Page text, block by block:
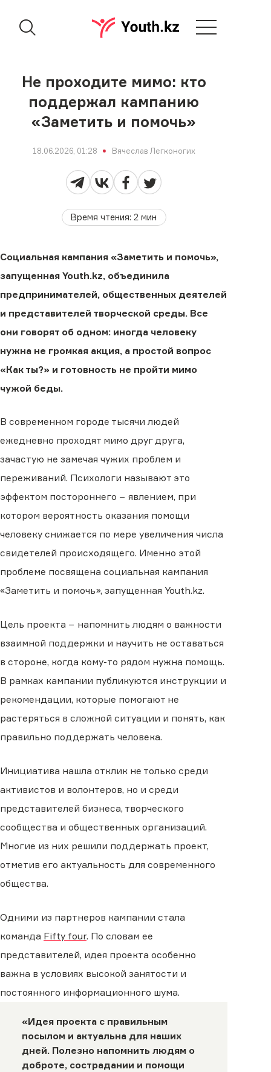
Не проходите мимо: кто
поддержал кампанию
«Заметить и помочь»
18.06.2026, 01:28 Вячеслав Легконогих
Время чтения:2 мин
Социальная кампания «Заметить и помочь»,
запущенная Youth.kz, объединила
предпринимателей, общественных деятелей
и представителей творческой среды. Все
они говорят об одном: иногда человеку
нужна не громкая акция, а простой вопрос
«Как ты?» и готовность не пройти мимо
чужой беды.
В современном городе тысячи людей
ежедневно проходят мимо друг друга,
зачастую не замечая чужих проблем и
переживаний. Психологи называют это
эффектом постороннего − явлением, при
котором вероятность оказания помощи
человеку снижается по мере увеличения числа
свидетелей происходящего. Именно этой
проблеме посвящена социальная кампания
«Заметить и помочь», запущенная Youth.kz.
Цель проекта − напомнить людям о важности
взаимной поддержки и научить не оставаться
в стороне, когда кому-то рядом нужна помощь.
В рамках кампании публикуются инструкции и
рекомендации, которые помогают не
растеряться в сложной ситуации и понять, как
правильно поддержать человека.
Инициатива нашла отклик не только среди
активистов и волонтеров, но и среди
представителей бизнеса, творческого
сообщества и общественных организаций.
Многие из них решили поддержать проект,
отметив его актуальность для современного
общества.
Одними из партнеров кампании стала
команда Fifty four. По словам ее
представителей, идея проекта особенно
важна в условиях высокой занятости и
постоянного информационного шума.
«Идея проекта с правильным
посылом и актуальна для наших
дней. Полезно напомнить людям о
доброте, сострадании и помощи